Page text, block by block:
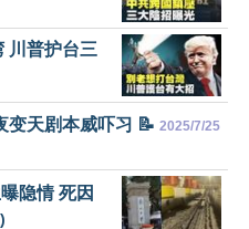
川普护台三
变天剧本威吓习 📝 2025/7/25
隐情 死因